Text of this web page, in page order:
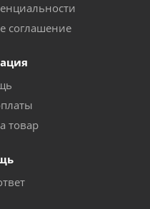
соглашение
товар